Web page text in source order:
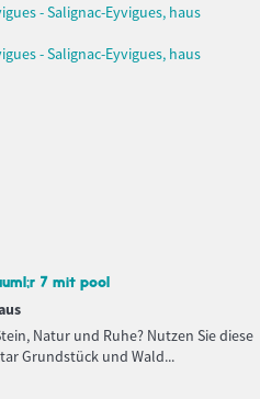
7 mit pool
Natur und Ruhe? Nutzen Sie diese
Grundstück und Wald...